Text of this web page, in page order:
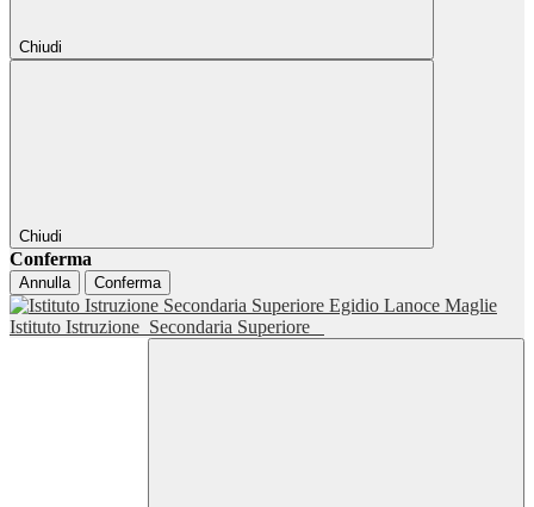
Chiudi
Chiudi
Conferma
Annulla Conferma
Istituto Istruzione Secondaria Superiore